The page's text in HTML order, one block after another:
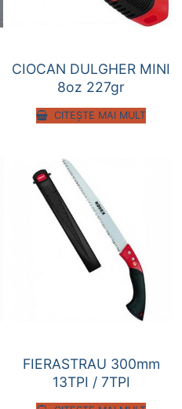
CIOCAN DULGHER MINI
8oz 227gr
CITEȘTE MAI MULT
FIERASTRAU 300mm
13TPI / 7TPI